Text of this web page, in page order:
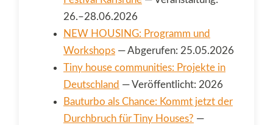
26.–28.06.2026
NEW HOUSING: Programm und
Workshops — Abgerufen: 25.05.2026
Tiny house communities: Projekte in
Deutschland — Veröffentlicht: 2026
Bauturbo als Chance: Kommt jetzt der
Durchbruch für Tiny Houses? —